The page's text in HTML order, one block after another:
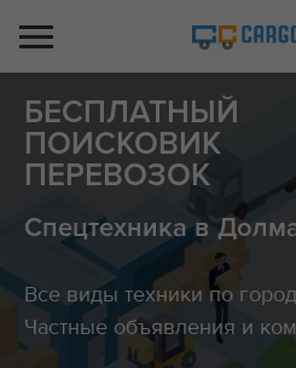
БЕСПЛАТНЫЙ
ПОИСКОВИК
ПЕРЕВОЗОК
Спецтехника в
Все виды техники по
Частные объявления и